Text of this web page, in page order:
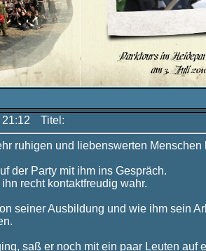
Titel:
ruhigen und liebenswerten Menschen
der Party mit ihm ins Gespräch.
recht kontaktfreudig wahr.
seiner Ausbildung und wie ihm sein
saß er noch mit ein paar Leuten auf